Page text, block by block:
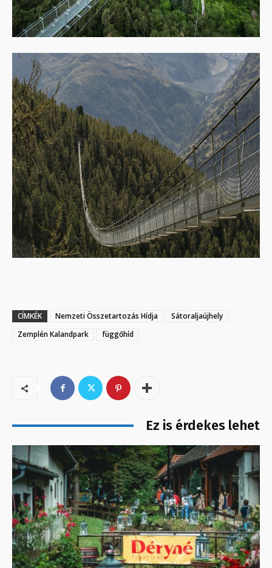
CÍMKÉK Nemzeti Összetartozás Hídja
Sátoraljaújhely
Zemplén Kalandpark
függőhíd
Ez is érdekes lehet